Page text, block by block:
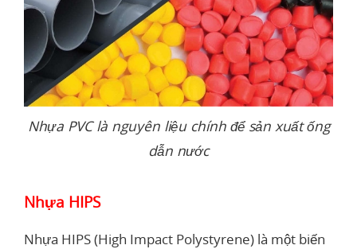
Nhựa PVC là nguyên liệu chính để sản xuất ống
dẫn nước
Nhựa HIPS
Nhựa HIPS (High Impact Polystyrene) là một biến